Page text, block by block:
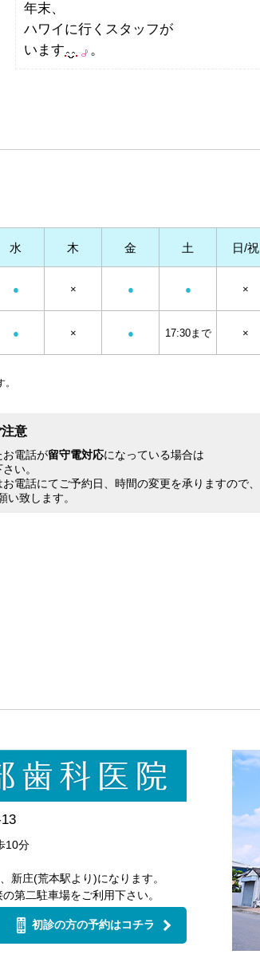
年末、
ハワイに行くスタッフが
います
。
水 木 金 土 日/祝
● × ● ● ×
● × ● 17:30まで ×
意
お電話が留守電対応になっている場合は
い。
電話にてご予約日、時間の変更を承りますので、
い致します。
10分
新庄(荒本駅より)になります。
第二駐車場をご利用下さい。
初診の方の予約はコチラ